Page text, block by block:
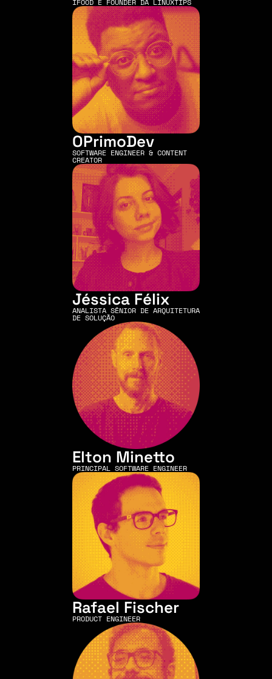
IFOOD E FOUNDER DA LINUXTIPS
OPrimoDev
SOFTWARE ENGINEER & CONTENT
CREATOR
Jéssica Félix
ANALISTA SÊNIOR DE ARQUITETURA
DE SOLUÇÃO
Elton Minetto
PRINCIPAL SOFTWARE ENGINEER
Rafael Fischer
PRODUCT ENGINEER